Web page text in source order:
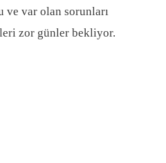
var olan sorunları
zor günler bekliyor.